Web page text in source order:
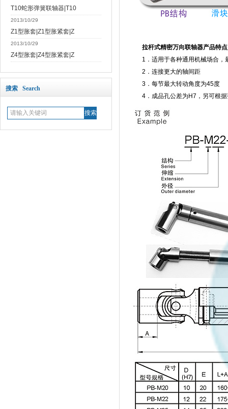
T10蛇形弹簧联轴器|T10
2013/10/29
Z1型胀套|Z1型胀紧套|Z
2013/10/29
Z4型胀套|Z4型胀紧套|Z
搜索 Search
拉杆式精密万向联轴器产品特
1．适用于各种通用机械场合，
2．连接更大的轴间距
3．每节最大转动角度为45度
4．成品孔公差为H7，另可根据